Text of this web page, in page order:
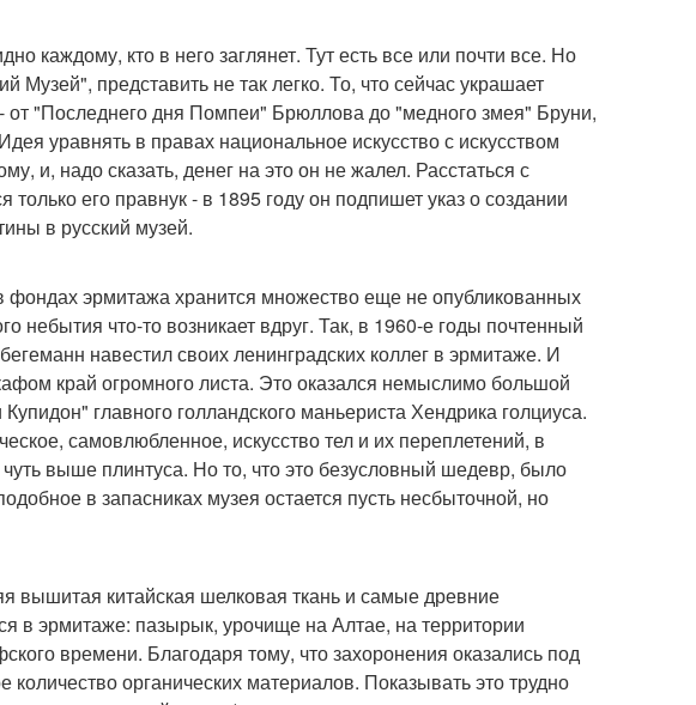
каждому, кто в него заглянет. Тут есть все или почти все. Но
Музей", представить не так легко. То, что сейчас украшает
- от "Последнего дня Помпеи" Брюллова до "медного змея" Бруни,
уравнять в правах национальное искусство с искусством
и, надо сказать, денег на это он не жалел. Расстаться с
его правнук - в 1895 году он подпишет указ о создании
в русский музей.
эрмитажа хранится множество еще не опубликованных
небытия что-то возникает вдруг. Так, в 1960-е годы почтенный
навестил своих ленинградских коллег в эрмитаже. И
край огромного листа. Это оказался немыслимо большой
главного голландского маньериста Хендрика голциуса.
самовлюбленное, искусство тел и их переплетений, в
выше плинтуса. Но то, что это безусловный шедевр, было
в запасниках музея остается пусть несбыточной, но
китайская шелковая ткань и самые древние
в эрмитаже: пазырык, урочище на Алтае, на территории
времени. Благодаря тому, что захоронения оказались под
органических материалов. Показывать это трудно